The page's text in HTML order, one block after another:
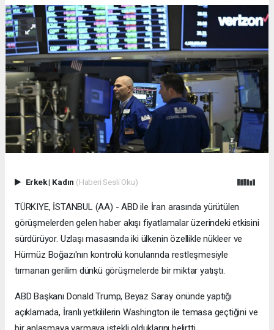
Erkek| Kadın (Haberi Sesli Oku)
TÜRKIYE, İSTANBUL (AA) - ABD ile İran arasında yürütülen
görüşmelerden gelen haber akışı fiyatlamalar üzerindeki etkisini
sürdürüyor. Uzlaşı masasında iki ülkenin özellikle nükleer ve
Hürmüz Boğazı'nın kontrolü konularında restleşmesiyle
tırmanan gerilim dünkü görüşmelerde bir miktar yatıştı.
ABD Başkanı Donald Trump, Beyaz Saray önünde yaptığı
açıklamada, İranlı yetkililerin Washington ile temasa geçtiğini ve